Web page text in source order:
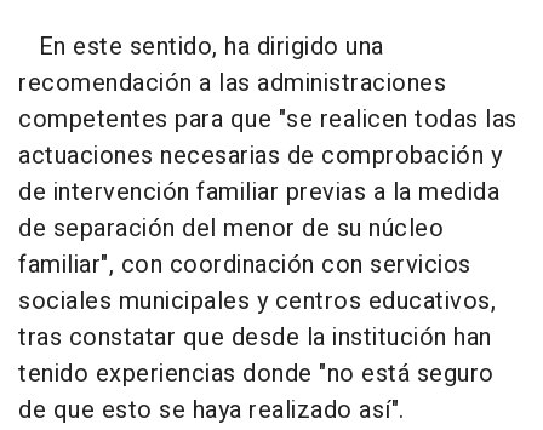
En este sentido, ha dirigido una
recomendación a las administraciones
competentes para que "se realicen todas las
actuaciones necesarias de comprobación y
de intervención familiar previas a la medida
de separación del menor de su núcleo
familiar", con coordinación con servicios
sociales municipales y centros educativos,
tras constatar que desde la institución han
tenido experiencias donde "no está seguro
de que esto se haya realizado así".